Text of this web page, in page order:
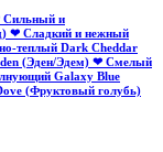
Сильный и
❤ Сладкий и нежный
теплый Dark Cheddar
(Эден/Эдем) ❤ Смелый
Galaxy Blue
(Фруктовый голубь)